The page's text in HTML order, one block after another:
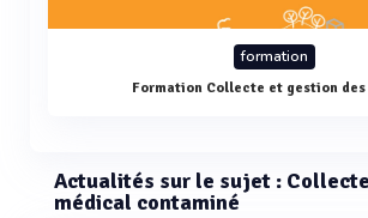
formation
Formation Collecte et gestion des
Actualités sur le sujet :
médical contaminé